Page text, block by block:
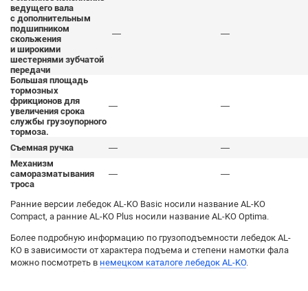
ведущего вала
с дополнительным
подшипником
скольжения
и широкими
шестернями зубчатой
передачи
— —
Большая площадь
тормозных
фрикционов для
увеличения срока
службы грузоупорного
тормоза.
— —
Съемная ручка —
—
Механизм
саморазматывания
троса
— —
Ранние версии лебедок AL-KO Basic носили название AL-KO
Compact, а ранние AL-KO Plus носили название AL-KO Optima.
Более подробную информацию по грузоподъемности лебедок AL-
KO в зависимости от характера подъема и степени намотки фала
можно посмотреть в немецком каталоге лебедок AL-KO.